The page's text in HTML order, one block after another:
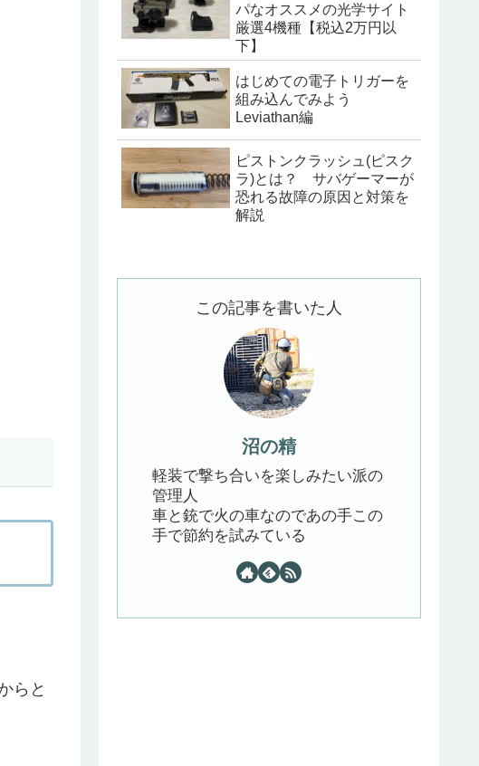
らと
パなオススメの光学サイト
厳選4機種【税込2万円以
下】
はじめての電子トリガーを
組み込んでみよう
Leviathan編
ピストンクラッシュ(ピスク
ラ)とは？ サバゲーマーが
恐れる故障の原因と対策を
解説
この記事を書いた人
沼の精
軽装で撃ち合いを楽しみたい派の
管理人
車と銃で火の車なのであの手この
手で節約を試みている